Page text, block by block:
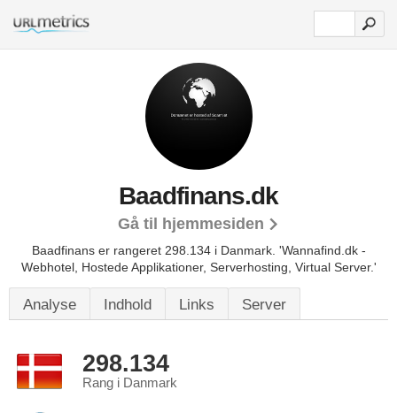
Baadfinans.dk
Gå til hjemmesiden
Baadfinans er rangeret 298.134 i Danmark. 'Wannafind.dk -
Webhotel, Hostede Applikationer, Serverhosting, Virtual Server.'
Analyse Indhold Links Server
298.134
Rang i Danmark